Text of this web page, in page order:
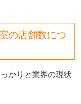
の店舗数につ
かりと業界の現状